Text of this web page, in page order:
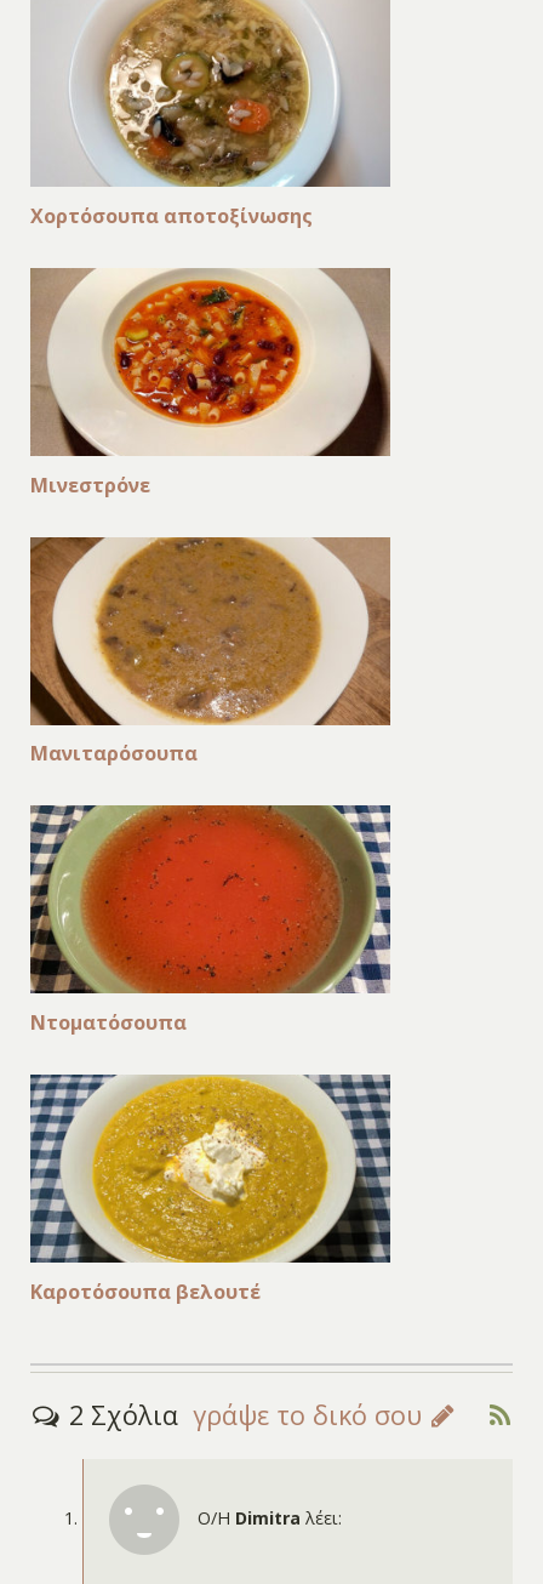
Χορτόσουπα αποτοξίνωσης
Μινεστρόνε
Μανιταρόσουπα
Ντοματόσουπα
Καροτόσουπα βελουτέ
2 Σχόλια γράψε το δικό σου
Ο/Η Dimitra λέει: